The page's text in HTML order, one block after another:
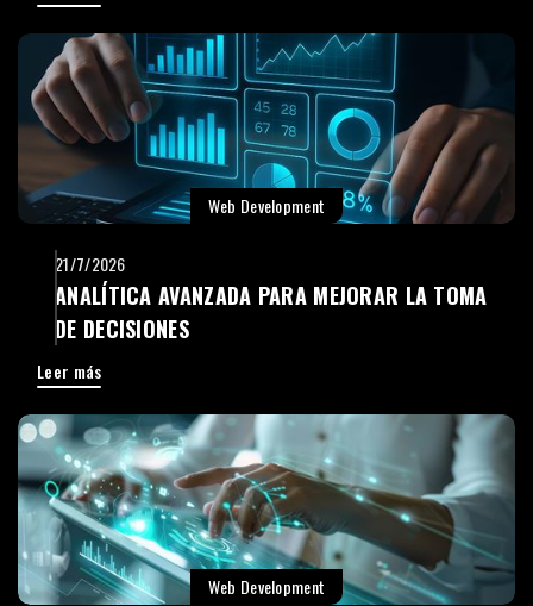
Web Development
21/7/2026
ANALÍTICA AVANZADA PARA MEJORAR LA TOMA
DE DECISIONES
Leer más
Web Development